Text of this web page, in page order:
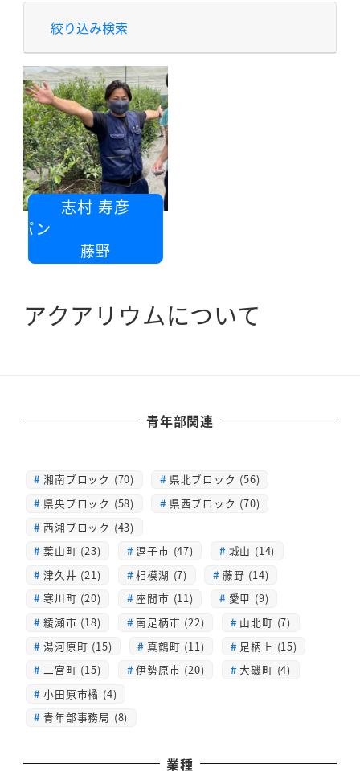
絞り込み検索
志村 寿彦
パン
藤野
アクアリウムについて
青年部関連
湘南ブロック (70)
県北ブロック (56)
県央ブロック (58)
県西ブロック (70)
西湘ブロック (43)
葉山町 (23)
逗子市 (47)
城山 (14)
津久井 (21)
相模湖 (7)
藤野 (14)
寒川町 (20)
座間市 (11)
愛甲 (9)
綾瀬市 (18)
南足柄市 (22)
山北町 (7)
湯河原町 (15)
真鶴町 (11)
足柄上 (15)
二宮町 (15)
伊勢原市 (20)
大磯町 (4)
小田原市橘 (4)
青年部事務局 (8)
業種